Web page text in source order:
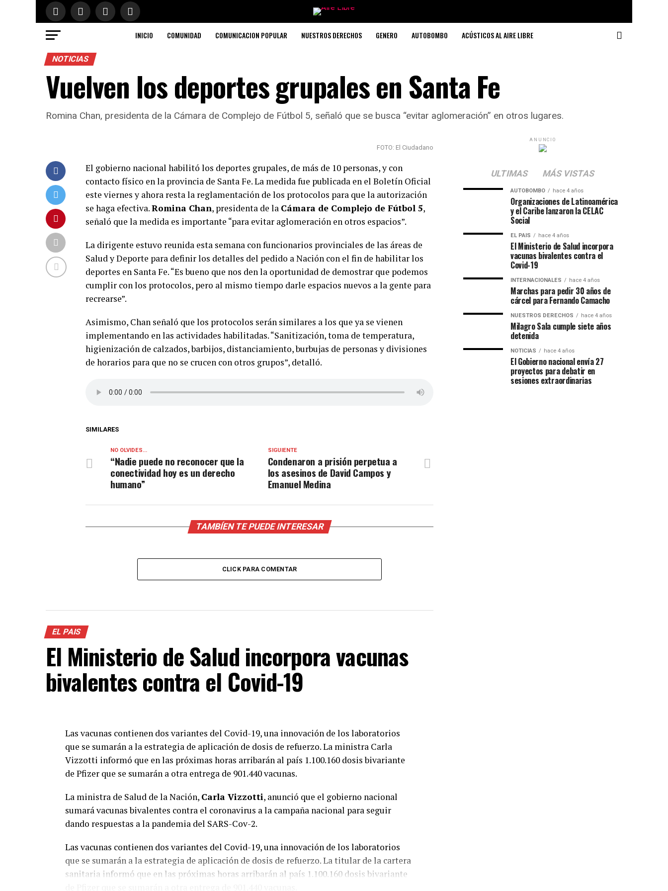
INICIO COMUNIDAD COMUNICACION POPULAR NUESTROS DERECHOS GENERO AUTOBOMBO ACÚSTICOS AL AIRE LIBRE
NOTICIAS
Vuelven los deportes grupales en Santa Fe
Romina Chan, presidenta de la Cámara de Complejo de Fútbol 5, señaló que se busca “evitar aglomeración” en otros lugares.
FOTO: El Ciudadano
El gobierno nacional habilitó los deportes grupales, de más de 10 personas, y con
contacto físico en la provincia de Santa Fe. La medida fue publicada en el Boletín Oficial
este viernes y ahora resta la reglamentación de los protocolos para que la autorización
se haga efectiva.Romina Chan, presidenta de la Cámara de Complejo de Fútbol 5,
señaló que la medida es importante “para evitar aglomeración en otros espacios”.
La dirigente estuvo reunida esta semana con funcionarios provinciales de las áreas de
Salud y Deporte para definir los detalles del pedido a Nación con el fin de habilitar los
deportes en Santa Fe. “Es bueno que nos den la oportunidad de demostrar que podemos
cumplir con los protocolos, pero al mismo tiempo darle espacios nuevos a la gente para
recrearse”.
Asimismo, Chan señaló que los protocolos serán similares a los que ya se vienen
implementando en las actividades habilitadas. “Sanitización, toma de temperatura,
higienización de calzados, barbijos, distanciamiento, burbujas de personas y divisiones
de horarios para que no se crucen con otros grupos”, detalló.
SIMILARES
SIGUIENTE
Condenaron a prisión perpetua a
los asesinos de David Campos y
Emanuel Medina
NO OLVIDES...
“Nadie puede no reconocer que la
conectividad hoy es un derecho
humano”
TAMBÍEN TE PUEDE INTERESAR
CLICK PARA COMENTAR
EL PAIS
El Ministerio de Salud incorpora vacunas
bivalentes contra el Covid-19
Las vacunas contienen dos variantes del Covid-19, una innovación de los laboratorios
que se sumarán a la estrategia de aplicación de dosis de refuerzo. La ministra Carla
Vizzotti informó que en las próximas horas arribarán al país 1.100.160 dosis bivariante
de Pfizer que se sumarán a otra entrega de 901.440 vacunas.
La ministra de Salud de la Nación, Carla Vizzotti, anunció que el gobierno nacional
sumará vacunas bivalentes contra el coronavirus a la campaña nacional para seguir
dando respuestas a la pandemia del SARS-Cov-2.
Las vacunas contienen dos variantes del Covid-19, una innovación de los laboratorios
que se sumarán a la estrategia de aplicación de dosis de refuerzo. La titular de la cartera
sanitaria informó que en las próximas horas arribarán al país 1.100.160 dosis bivariante
ANUNCIO
ULTIMAS MÁS VISTAS
AUTOBOMBO hace 4 años
Organizaciones de Latinoamérica
y el Caribe lanzaron la CELAC
Social
EL PAIS hace 4 años
El Ministerio de Salud incorpora
vacunas bivalentes contra el
Covid-19
INTERNACIONALES hace 4 años
Marchas para pedir 30 años de
cárcel para Fernando Camacho
NUESTROS DERECHOS hace 4 años
Milagro Sala cumple siete años
detenida
NOTICIAS hace 4 años
El Gobierno nacional envía 27
proyectos para debatir en
sesiones extraordinarias